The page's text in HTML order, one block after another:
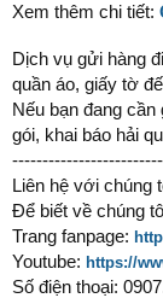
Xem thêm chi tiết:
Dịch vụ gửi hàng
quần áo, giấy tờ
Nếu bạn đang
gói, khai báo hải
Liên hệ với chúng
Để biết về chúng
Trang fanpage:
Youtube: https://
Số điện thoại: